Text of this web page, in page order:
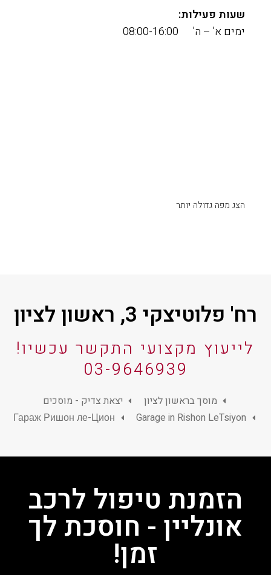
שעות פעילות:
ימים א' – ה' 08:00-16:00
הצג מפה גדולה יותר
רח' פלוטיצקי 3, ראשון לציון
לייעוץ מקצועי התקשר עכשיו!
03-9646939
מוסך בראשון לציון
יצאת צדיק - מוסכים
Garage in Rishon LeTsiyon
Гараж Ришон ле-Цион
הזמנת טיפול לרכב
אונליין - חוסכת לך
זמן!